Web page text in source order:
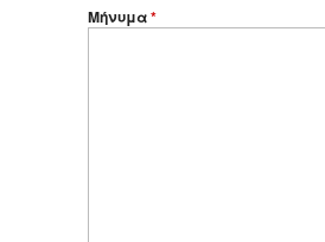
Μήνυμα*